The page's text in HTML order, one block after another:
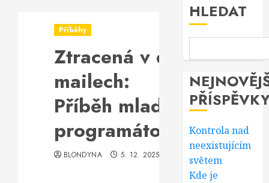
Příběhy
Ztracená v e-
mailech:
Příběh mladé
programátorky
BLONDYNA 5. 12. 2025
HLEDAT
Kontrola nad
neexistujícím
světem
Kde je